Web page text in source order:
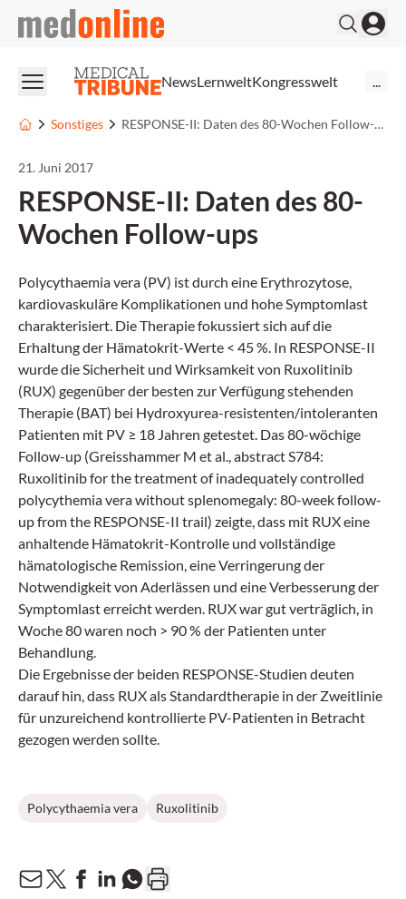
medonline
NewsLernweltKongresswelt
Sonstiges RESPONSE-II: Daten des 80-Wochen Follow-ups
21. Juni 2017
RESPONSE-II: Daten des 80-
Wochen Follow-ups
Polycythaemia vera (PV) ist durch eine Erythrozytose,
kardiovaskuläre Komplikationen und hohe Symptomlast
charakterisiert. Die Therapie fokussiert sich auf die
Erhaltung der Hämatokrit-Werte < 45 %. In RESPONSE-II
wurde die Sicherheit und Wirksamkeit von Ruxolitinib
(RUX) gegenüber der besten zur Verfügung stehenden
Therapie (BAT) bei Hydroxyurea-resistenten/intoleranten
Patienten mit PV ≥ 18 Jahren getestet. Das 80-wöchige
Follow-up (Greisshammer M et al., abstract S784:
Ruxolitinib for the treatment of inadequately controlled
polycythemia vera without splenomegaly: 80-week follow-
up from the RESPONSE-II trail) zeigte, dass mit RUX eine
anhaltende Hämatokrit-Kontrolle und vollständige
hämatologische Remission, eine Verringerung der
Notwendigkeit von Aderlässen und eine Verbesserung der
Symptomlast erreicht werden. RUX war gut verträglich, in
Woche 80 waren noch > 90 % der Patienten unter
Behandlung.
Die Ergebnisse der beiden RESPONSE-Studien deuten
darauf hin, dass RUX als Standardtherapie in der Zweitlinie
für unzureichend kontrollierte PV-Patienten in Betracht
gezogen werden sollte.
Polycythaemia vera Ruxolitinib